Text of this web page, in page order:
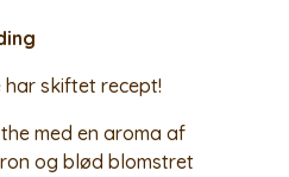
har skiftet recept!
med en aroma af
og blød blomstret